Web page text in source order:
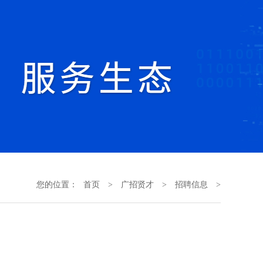
您的位置： 首页 > 广招贤才 > 招聘信息 >